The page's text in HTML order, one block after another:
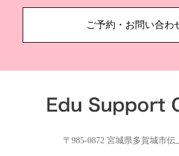
ご予約・お問い合わ
〒985-0872 宮城県多賀城市伝